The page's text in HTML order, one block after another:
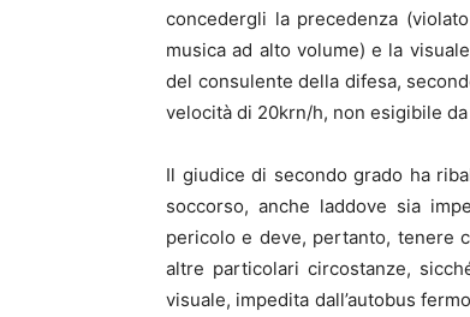
concedergli la precedenza
musica ad alto volume) e la
del consulente della difesa,
velocità di 20krn/h, non esigibile
Il giudice di secondo grado ha
soccorso, anche laddove sia
pericolo e deve, pertanto, tenere
altre particolari circostanze,
visuale, impedita dall’autobus